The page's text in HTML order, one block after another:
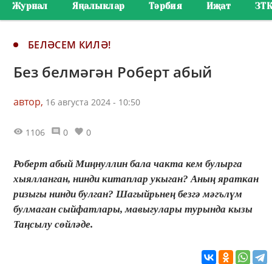
Журнал Яңалыклар Тәрбия Иҗат ЗТК
БЕЛӘСЕМ КИЛӘ!
Без белмәгән Роберт абый
автор, 16 августа 2024 - 10:50
1106 0 0
Роберт абый Миңнуллин бала чакта кем булырга
хыялланган, нинди китаплар укыган? Аның яраткан
ризыгы нинди булган? Шагыйрьнең безгә мәгълүм
булмаган сыйфатлары, мавыгулары турында кызы
Таңсылу сөйләде.